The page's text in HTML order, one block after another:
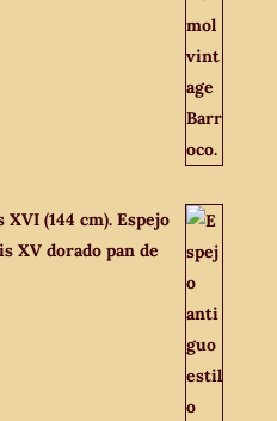
(144 cm). Espejo
XV dorado pan de